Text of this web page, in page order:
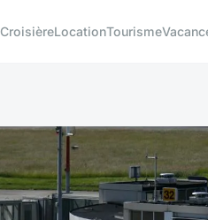
CroisièreLocationTourisme